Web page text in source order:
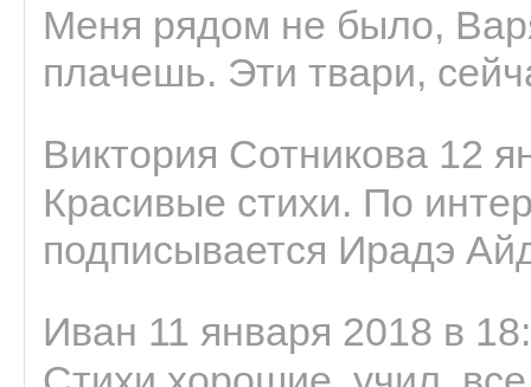
Меня рядом не было,
плачешь. Эти твари,
Виктория Сотникова 12
Красивые стихи. По
подписывается Ирадэ
Иван 11 января 2018 в